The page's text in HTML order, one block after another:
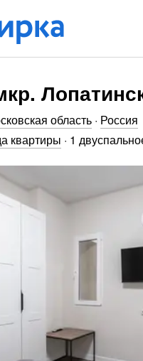
область · Россия
квартиры · 1